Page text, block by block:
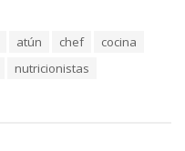
atún chef
cocina
nutricionistas